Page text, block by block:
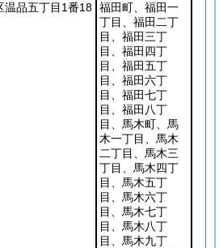
温品五丁目1番18 福田町、福田一
丁目、福田二丁
目、福田三丁
目、福田四丁
目、福田五丁
目、福田六丁
目、福田七丁
目、福田八丁
目、馬木町、馬
木一丁目、馬木
二丁目、馬木三
丁目、馬木四丁
目、馬木五丁
目、馬木六丁
目、馬木七丁
目、馬木八丁
目、馬木九丁